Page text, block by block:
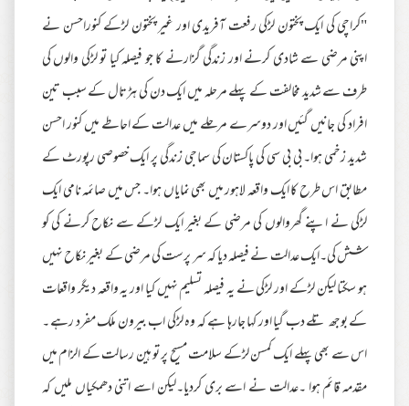
"کراچی کی ایک پختون لڑکی رفعت آفریدی اور غیر پختون لڑکے کنوراحسن نے
اپنی مرضی سے شادی کرنے اور زندگی گزارنے کا جو فیصلہ کیا تو لڑکی والوں کی
طرف سے شدید مخالفت کے پہلے مرحلہ میں ایک دن کی ہڑتال کے سبب تین
افراد کی جانیں گئیں اور دوسرے مرحلے میں عدالت کے احاطے میں کنور احسن
شدید زخمی ہوا۔ بی بی سی کی پاکستان کی سماجی زندگی پر ایک خصوصی رپورٹ کے
مطابق اس طرح کا ایک واقعہ لاہور میں بھی نمایاں ہوا۔ جس میں صائمہ نامی ایک
لڑکی نے اپنے گھروالوں کی مرضی کے بغیر ایک لڑکے سے نکاح کرنے کی کو
شش کی۔ایک عدالت نے فیصلہ دیا کہ سر پرست کی مرضی کے بغیر نکاح نہیں
ہو سکتا لیکن لڑکے اور لڑکی نے یہ فیصلہ تسلیم نہیں کیا اور یہ واقعہ دیگر واقعات
کے بوجھ تلے دب گیا اور کہا جارہا ہے کہ وہ لڑکی اب بیرون ملک مفرد رہے ۔
اس سے بھی پہلے ایک کمسن لڑکے سلامت مسیح پر تو ہین رسالت کے الزام میں
مقدمہ قائم ہوا ۔عدالت نے اسے بری کردیا۔لیکن اسے اتنی دھمکیاں ملیں کہ